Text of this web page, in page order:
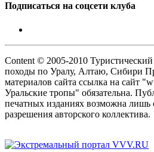
Подписаться на соцсети клуба
Content © 2005-2010
походы по Уралу, Алтаю, Сибири
материалов сайта ссылка на сайт
Уральские тропы" обязательна.
печатных изданиях возможна лишь
разрешения авторского коллектива.